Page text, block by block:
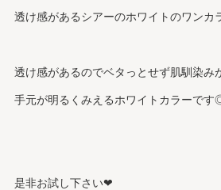
透け感があるシアーのホワイトのワンカ
透け感があるのでベタっとせず肌馴染み
手元が明るくみえるホワイトカラーです
是非お試し下さい❤︎